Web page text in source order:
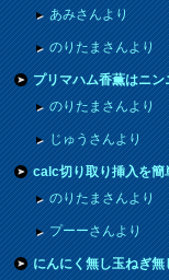
あみさんより
のりたまさんより
プリマハム香薫はニ
のりたまさんより
じゅうさんより
calc切り取り挿入を
のりたまさんより
プーーさんより
にんにく無し玉ねぎ